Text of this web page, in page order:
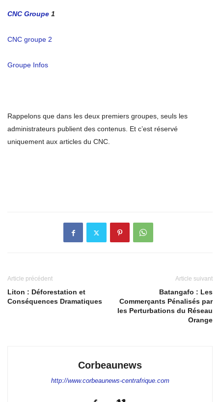
CNC Groupe 1
CNC groupe 2
Groupe Infos
Rappelons que dans les deux premiers groupes, seuls les
administrateurs publient des contenus. Et c’est réservé
uniquement aux articles du CNC.
Article précédent
Liton : Déforestation et
Conséquences Dramatiques
Article suivant
Batangafo : Les
Commerçants Pénalisés par
les Perturbations du Réseau
Orange
Corbeaunews
http://www.corbeaunews-centrafrique.com